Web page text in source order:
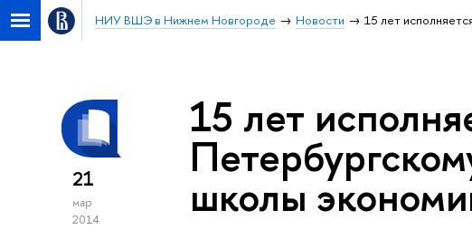
НИУ ВШЭ в Нижнем Новгороде Новости 15 лет
21
мар
2014
15 лет
школы